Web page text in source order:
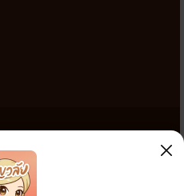
ความใดๆ ทั้งสิ้น ดังนั้นผู้อ่านทุกท่านโปรดใช้
พบข้อความใดๆ ที่ขัดต่อกฎหมายและศีลธรรม
ะได้ดำเนินการในทันที ทั้งนี้ ทางเว็บไซต์ขอสงวน